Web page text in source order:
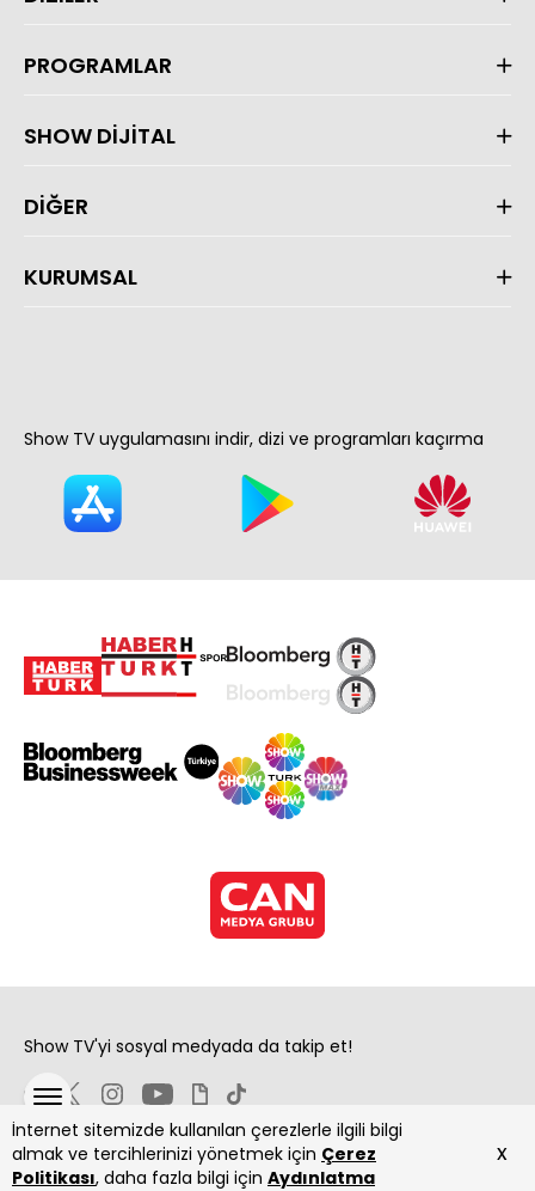
İnternet sitemizde kullanılan çerezlerle ilgili bilgi
almak ve tercihlerinizi yönetmek için Çerez
Politikası, daha fazla bilgi için Aydınlatma
x
PROGRAMLAR
SHOW DİJİTAL
DİĞER
KURUMSAL
Show TV uygulamasını indir, dizi ve programları kaçırma
Show TV'yi sosyal medyada da takip et!